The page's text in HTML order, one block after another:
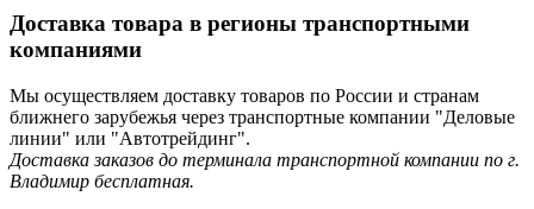
Доставка товара в регионы транспортными
компаниями
Мы осуществляем доставку товаров по России и странам
ближнего зарубежья через транспортные компании "Деловые
линии" или "Автотрейдинг".
Доставка заказов до терминала транспортной компании по г.
Владимир бесплатная.